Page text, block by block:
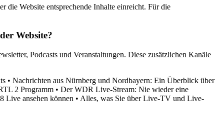
die Website entsprechende Inhalte einreicht. Für die
Website?
Podcasts und Veranstaltungen. Diese zusätzlichen Kanäle
• Nachrichten aus Nürnberg und Nordbayern: Ein Überblick über
2 Programm • Der WDR Live-Stream: Nie wieder eine
Live ansehen können • Alles, was Sie über Live-TV und Live-